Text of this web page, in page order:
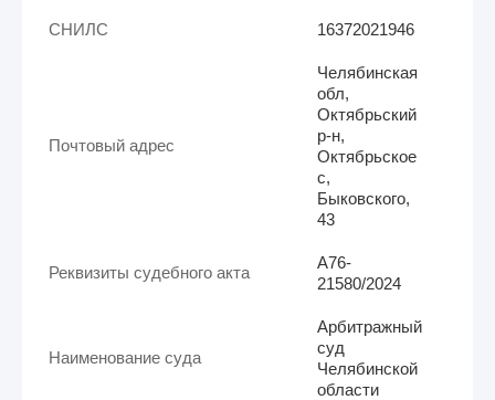
СНИЛС 16372021946
Почтовый адрес
Челябинская
обл,
Октябрьский
р-н,
Октябрьское
с,
Быковского,
43
Реквизиты судебного акта
А76-
21580/2024
Наименование суда
Арбитражный
суд
Челябинской
области